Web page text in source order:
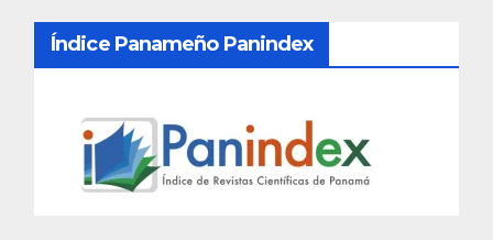
Índice Panameño Panindex